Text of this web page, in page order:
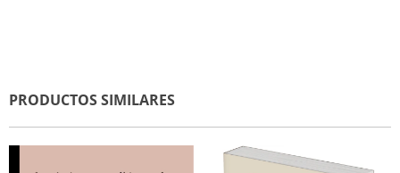
PRODUCTOS SIMILARES